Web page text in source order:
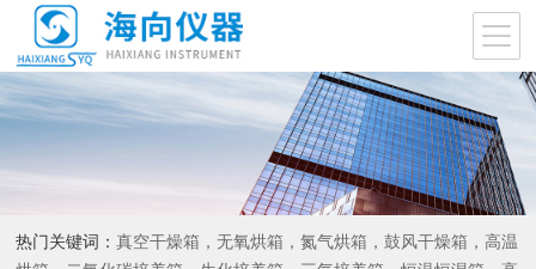
热门关键词：真空干燥箱，无氧烘箱，氮气烘箱，鼓风干燥箱，高温